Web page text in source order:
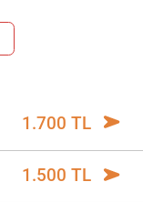
1.700 TL
1.500 TL